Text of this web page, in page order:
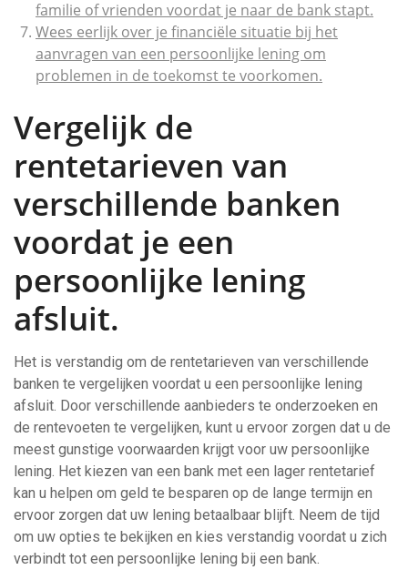
familie of vrienden voordat je naar de bank stapt.
Wees eerlijk over je financiële situatie bij het
aanvragen van een persoonlijke lening om
problemen in de toekomst te voorkomen.
Vergelijk de
rentetarieven van
verschillende banken
voordat je een
persoonlijke lening
afsluit.
Het is verstandig om de rentetarieven van verschillende
banken te vergelijken voordat u een persoonlijke lening
afsluit. Door verschillende aanbieders te onderzoeken en
de rentevoeten te vergelijken, kunt u ervoor zorgen dat u de
meest gunstige voorwaarden krijgt voor uw persoonlijke
lening. Het kiezen van een bank met een lager rentetarief
kan u helpen om geld te besparen op de lange termijn en
ervoor zorgen dat uw lening betaalbaar blijft. Neem de tijd
om uw opties te bekijken en kies verstandig voordat u zich
verbindt tot een persoonlijke lening bij een bank.